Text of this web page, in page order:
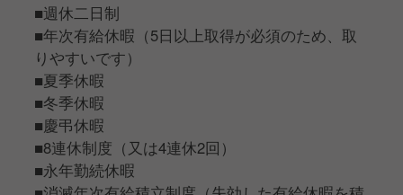
■週休二日制
■年次有給休暇（5日以上取得が必須のため、取
りやすいです）
■夏季休暇
■冬季休暇
■慶弔休暇
■8連休制度（又は4連休2回）
■永年勤続休暇